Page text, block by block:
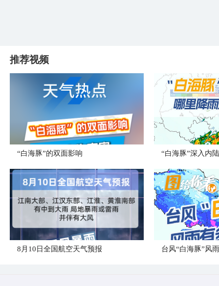
推荐视频
​“白海豚”的双面影响 “白海豚”深入内
8月10日全国航空天气预报 台风“白海豚”风